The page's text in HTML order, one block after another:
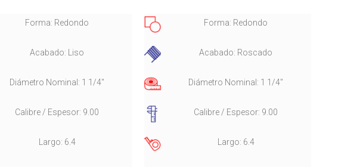
Forma: Redondo
Acabado: Liso
Diámetro Nominal: 1 1/4"
Calibre / Espesor: 9.00
Largo: 6.4
Forma: Redondo
Acabado: Roscado
Diámetro Nominal: 1 1/4"
Calibre / Espesor: 9.00
Largo: 6.4